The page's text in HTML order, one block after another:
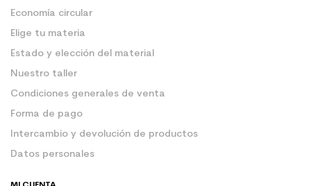
Economía circular
Elige tu materia
Estado y elección del material
Nuestro taller
Condiciones generales de venta
Forma de pago
Intercambio y devolución de productos
Datos personales